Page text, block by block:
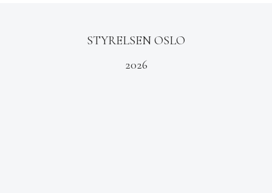
STYRELSEN OSLO
2026